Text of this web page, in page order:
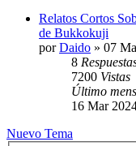
Relatos Cortos
de Bukkokuji
porDaido » 07
8
7200 Vistas
Último
16 Mar
Nuevo Tema